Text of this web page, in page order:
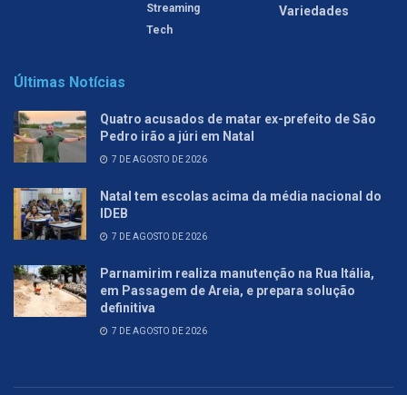
Streaming
Tech
Variedades
Últimas Notícias
Quatro acusados de matar ex-prefeito de São
Pedro irão a júri em Natal
7 DE AGOSTO DE 2026
Natal tem escolas acima da média nacional do
IDEB
7 DE AGOSTO DE 2026
Parnamirim realiza manutenção na Rua Itália,
em Passagem de Areia, e prepara solução
definitiva
7 DE AGOSTO DE 2026